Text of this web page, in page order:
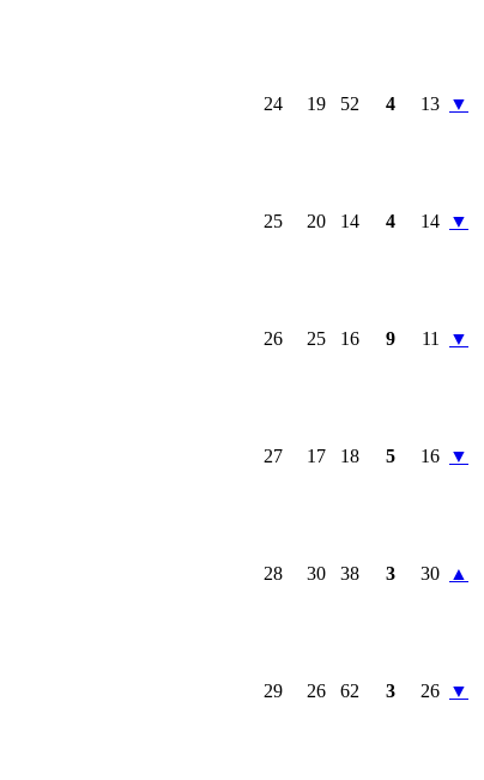
24 19 52 4 13 ▼
25 20 14 4 14 ▼
26 25 16 9 11 ▼
27 17 18 5 16 ▼
28 30 38 3 30 ▲
29 26 62 3 26 ▼